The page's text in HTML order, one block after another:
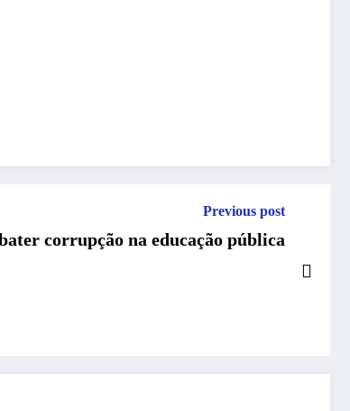
Previous post
corrupção na educação pública